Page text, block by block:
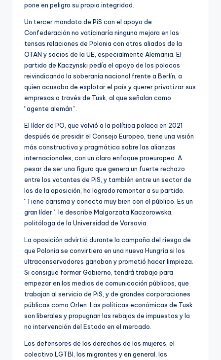
pone en peligro su propia integridad.
Un tercer mandato de PiS con el apoyo de
Confederación no vaticinaría ninguna mejora en las
tensas relaciones de Polonia con otros aliados de la
OTAN y socios de la UE, especialmente Alemania. El
partido de Kaczynski pedía el apoyo de los polacos
reivindicando la soberanía nacional frente a Berlín, a
quien acusaba de explotar el país y querer privatizar sus
empresas a través de Tusk, al que señalan como
“agente alemán”.
El líder de PO, que volvió a la política polaca en 2021
después de presidir el Consejo Europeo, tiene una visión
más constructiva y pragmática sobre las alianzas
internacionales, con un claro enfoque proeuropeo. A
pesar de ser una figura que genera un fuerte rechazo
entre los votantes de PiS, y también entre un sector de
los de la oposición, ha logrado remontar a su partido.
“Tiene carisma y conecta muy bien con el público. Es un
gran líder”, le describe Malgorzata Kaczorowska,
politóloga de la Universidad de Varsovia.
La oposición advirtió durante la campaña del riesgo de
que Polonia se convirtiera en una nueva Hungría si los
ultraconservadores ganaban y prometió hacer limpieza.
Si consigue formar Gobierno, tendrá trabajo para
empezar en los medios de comunicación públicos, que
trabajan al servicio de PiS, y de grandes corporaciones
públicas como Orlen. Las políticas económicas de Tusk
son liberales y propugnan las rebajas de impuestos y la
no intervención del Estado en el mercado.
Los defensores de los derechos de las mujeres, el
colectivo LGTBI, los migrantes y en general, los